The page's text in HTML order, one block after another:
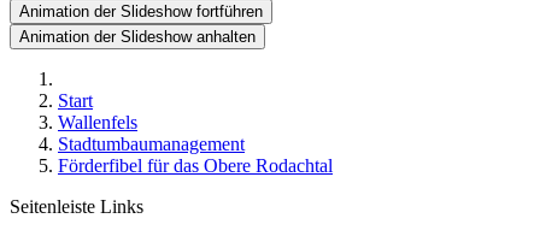
Animation der Slideshow fortführen
Animation der Slideshow anhalten
Start
Wallenfels
Stadtumbaumanagement
Förderfibel für das Obere Rodachtal
Seitenleiste Links